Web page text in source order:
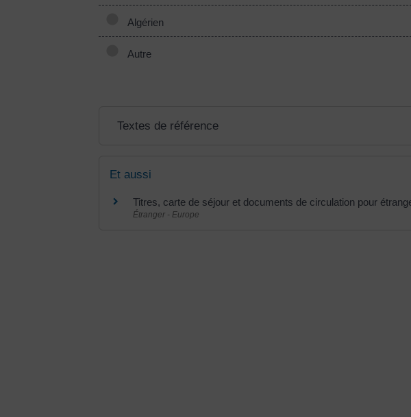
Algérien
Autre
Textes de référence
Et aussi
Titres, carte de séjour et documents de circulation pour
Étranger - Europe